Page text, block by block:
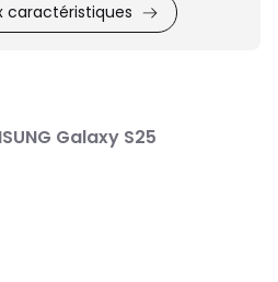
caractéristiques
Galaxy S25